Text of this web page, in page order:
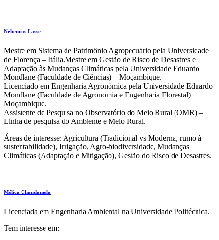
Nehemias Lasse
Mestre em Sistema de Patrimônio Agropecuário pela Universidade
de Florença – Itália.Mestre em Gestão de Risco de Desastres e
Adaptação às Mudanças Climáticas pela Universidade Eduardo
Mondlane (Faculdade de Ciências) – Moçambique.
Licenciado em Engenharia Agronómica pela Universidade Eduardo
Mondlane (Faculdade de Agronomia e Engenharia Florestal) –
Moçambique.
Assistente de Pesquisa no Observatório do Meio Rural (OMR) –
Linha de pesquisa do Ambiente e Meio Rural.
Áreas de interesse: Agricultura (Tradicional vs Moderna, rumo à
sustentabilidade), Irrigação, Agro-biodiversidade, Mudanças
Climáticas (Adaptação e Mitigação), Gestão do Risco de Desastres.
Mélica Chandamela
Licenciada em Engenharia Ambiental na Universidade Politécnica.
Tem interesse em: